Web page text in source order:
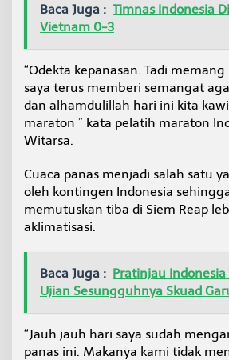
Baca Juga : Timnas Indonesia
Vietnam 0-3
“Odekta kepanasan. Tadi
saya terus memberi semangat
dan alhamdulillah hari ini kita
maraton ” kata pelatih maraton
Witarsa.
Cuaca panas menjadi salah satu
oleh kontingen Indonesia
memutuskan tiba di Siem Reap
aklimatisasi.
Baca Juga : Pratinjau
Ujian Sesungguhnya Skuad
“Jauh jauh hari saya sudah
panas ini. Makanya kami tidak